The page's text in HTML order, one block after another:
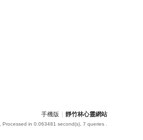
手機版 靜竹林心靈網站
, Processed in 0.063481 second(s), 7 queries .